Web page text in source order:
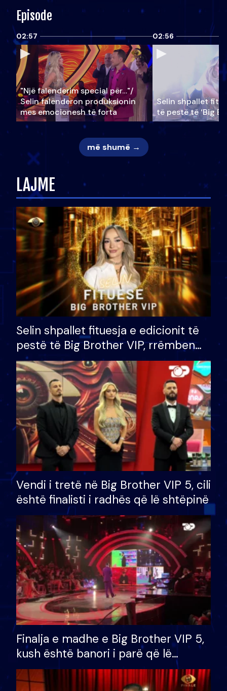
Episode
02:57
"Një falenderim special për…"/
Selin falënderon produksionin
mes emocionesh të forta
02:56
Selin shpallet
të pestë të ‘Big
më shumë →
LAJME
Selin shpallet fituesja e edicionit të
pestë të Big Brother VIP, rrëmben
çmimin e madh prej 100 mijë eurosh
Vendi i tretë në Big Brother VIP 5, cili
është finalisti i radhës që lë shtëpinë
Finalja e madhe e Big Brother VIP 5,
kush është banori i parë që lë
shtëpinë dhe humb mundësinë për
të fituar çmimin e madh